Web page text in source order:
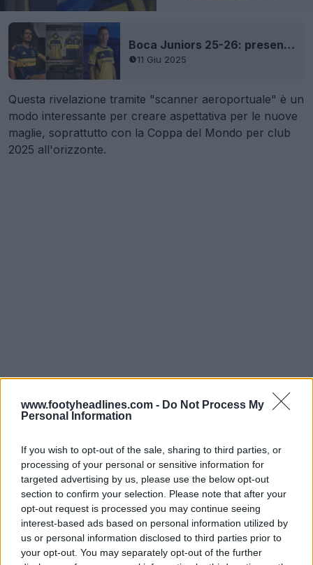
www.footyheadlines.com - Do Not Process My
Personal Information
If you wish to opt-out of the sale, sharing to third parties, or
processing of your personal or sensitive information for
targeted advertising by us, please use the below opt-out
section to confirm your selection. Please note that after your
opt-out request is processed you may continue seeing
interest-based ads based on personal information utilized by
us or personal information disclosed to third parties prior to
your opt-out. You may separately opt-out of the further
Boca Juniors 25-26: presentate le maglie della prima e della seconda divisa per il 120° anniversario
11 Giu 2025
Questa rivelazione tramite "scanner aeroportuale" è un
modo interessante per creare aspettativa per le nuove
maglie, soprattutto con la Coppa del Mondo per club
2025 all'orizzonte.
Ti piace questo tipo di rivelazione delle prime maglie del
Boca Juniors e del River Plate 25-26? Facci sapere nei